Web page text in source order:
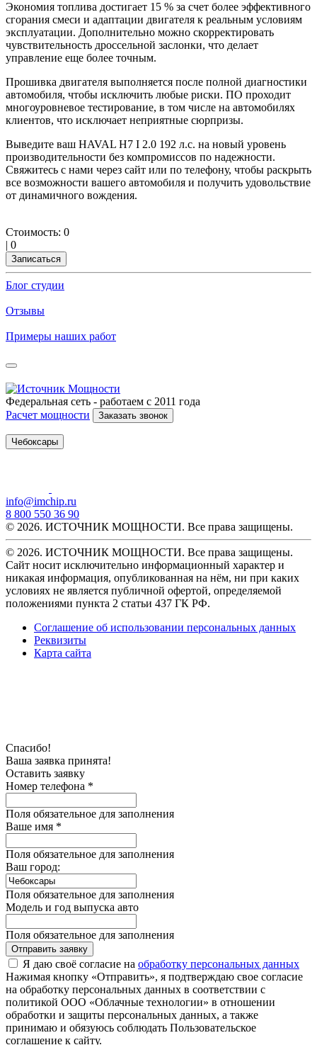
Экономия топлива достигает 15 % за счет более эффективного
сгорания смеси и адаптации двигателя к реальным условиям
эксплуатации. Дополнительно можно скорректировать
чувствительность дроссельной заслонки, что делает
управление еще более точным.
Прошивка двигателя выполняется после полной диагностики
автомобиля, чтобы исключить любые риски. ПО проходит
многоуровневое тестирование, в том числе на автомобилях
клиентов, что исключает неприятные сюрпризы.
Выведите ваш HAVAL H7 I 2.0 192 л.с. на новый уровень
производительности без компромиссов по надежности.
Свяжитесь с нами через сайт или по телефону, чтобы раскрыть
все возможности вашего автомобиля и получить удовольствие
от динамичного вождения.
Стоимость: 0
| 0
Записаться
Блог студии
Отзывы
Примеры наших работ
Федеральная сеть - работаем с 2011 года
Расчет мощности
Заказать звонок
Чебоксары
info@imchip.ru
8 800 550 36 90
© 2026. ИСТОЧНИК МОЩНОСТИ. Все права защищены.
© 2026. ИСТОЧНИК МОЩНОСТИ. Все права защищены.
Сайт носит исключительно информационный характер и
никакая информация, опубликованная на нём, ни при каких
условиях не является публичной офертой, определяемой
положениями пункта 2 статьи 437 ГК РФ.
Соглашение об использовании персональных данных
Реквизиты
Карта сайта
Спасибо!
Ваша заявка принята!
Оставить заявку
Номер телефона *
Поля обязательное для заполнения
Ваше имя *
Поля обязательное для заполнения
Ваш город:
Поля обязательное для заполнения
Модель и год выпуска авто
Поля обязательное для заполнения
Отправить заявку
Я даю своё согласие на обработку персональных данных
Нажимая кнопку «Отправить», я подтверждаю свое согласие
на обработку персональных данных в соответствии с
политикой ООО «Облачные технологии» в отношении
обработки и защиты персональных данных, а также
принимаю и обязуюсь соблюдать Пользовательское
соглашение к сайту.